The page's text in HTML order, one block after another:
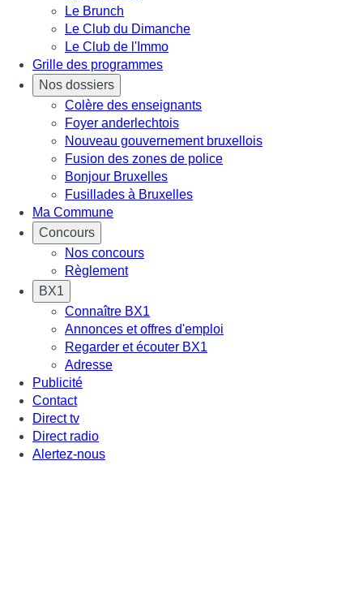
Le Brunch
Le Club du Dimanche
Le Club de l'Immo
Grille des programmes
Nos dossiers
Colère des enseignants
Foyer anderlechtois
Nouveau gouvernement bruxellois
Fusion des zones de police
Bonjour Bruxelles
Fusillades à Bruxelles
Ma Commune
Concours
Nos concours
Règlement
BX1
Connaître BX1
Annonces et offres d'emploi
Regarder et écouter BX1
Adresse
Publicité
Contact
Direct tv
Direct radio
Alertez-nous